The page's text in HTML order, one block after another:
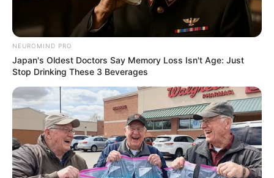
เบอร์โทร คน Keep look เป๊ะทุกมุมดูดี
ทุกองศา คุณล่ะมีเลขคู่นี้ไหม
NEUROMIND PRO
Japan's Oldest Doctors Say Memory Loss Isn't Age: Just
Stop Drinking These 3 Beverages